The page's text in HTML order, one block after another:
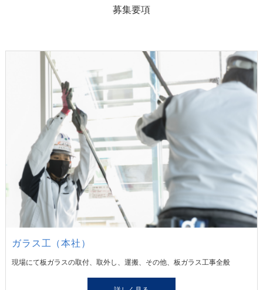
募集要項
ガラス工（本社）
現場にて板ガラスの取付、取外し、運搬、その他、板ガラス工事全般